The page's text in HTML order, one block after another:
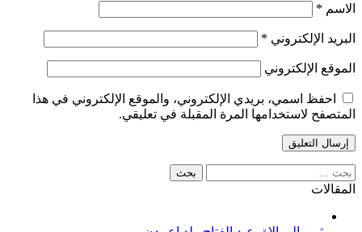
الاسم *
البريد الإلكتروني *
الموقع الإلكتروني
احفظ اسمي، بريدي الإلكتروني، والموقع الإلكتروني في هذا
المتصفح لاستخدامها المرة المقبلة في تعليقي.
البحث
عن:
المقالات